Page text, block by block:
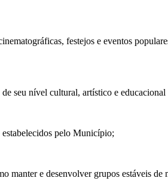
festejos e eventos
seu nível cultural, artístico e
pelo Município;
manter e desenvolver grupos estáveis